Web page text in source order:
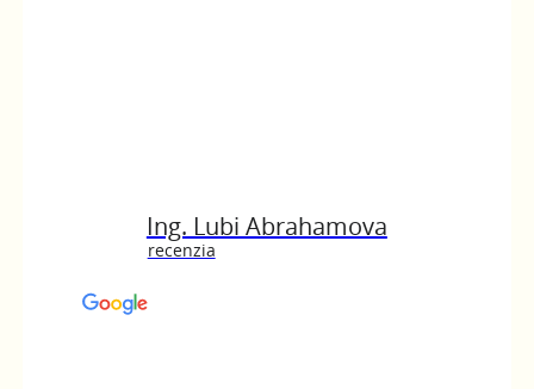
Ing. Lubi Abrahamova
recenzia